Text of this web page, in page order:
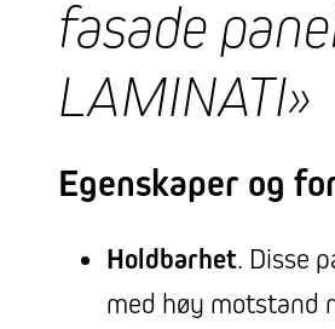
fasade
LAMINATI»
Egenskaper og
Holdbarhet . Disse
med høy motstand